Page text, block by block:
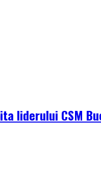
liderului CSM